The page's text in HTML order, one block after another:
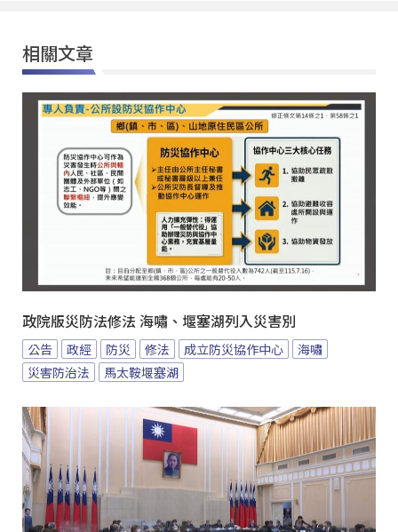
相關文章
政院版災防法修法 海嘯、堰塞湖列入災害別
公告 政經 防災 修法 成立防災協作中心
海嘯
災害防治法
馬太鞍堰塞湖